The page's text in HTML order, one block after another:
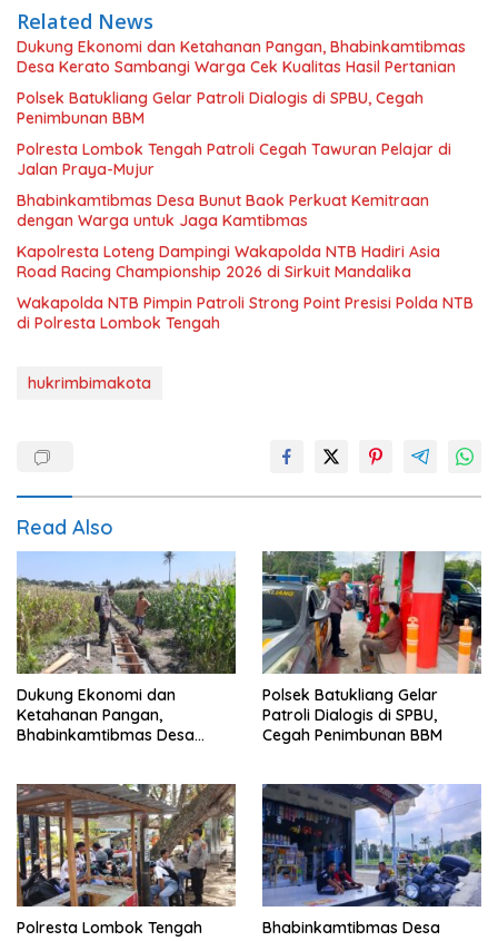
Related News
Dukung Ekonomi dan Ketahanan Pangan, Bhabinkamtibmas
Desa Kerato Sambangi Warga Cek Kualitas Hasil Pertanian
Polsek Batukliang Gelar Patroli Dialogis di SPBU, Cegah
Penimbunan BBM
Polresta Lombok Tengah Patroli Cegah Tawuran Pelajar di
Jalan Praya-Mujur
Bhabinkamtibmas Desa Bunut Baok Perkuat Kemitraan
dengan Warga untuk Jaga Kamtibmas
Kapolresta Loteng Dampingi Wakapolda NTB Hadiri Asia
Road Racing Championship 2026 di Sirkuit Mandalika
Wakapolda NTB Pimpin Patroli Strong Point Presisi Polda NTB
di Polresta Lombok Tengah
hukrimbimakota
Read Also
Dukung Ekonomi dan
Ketahanan Pangan,
Bhabinkamtibmas Desa
Polsek Batukliang Gelar
Patroli Dialogis di SPBU,
Cegah Penimbunan BBM
Polresta Lombok Tengah
Bhabinkamtibmas Desa